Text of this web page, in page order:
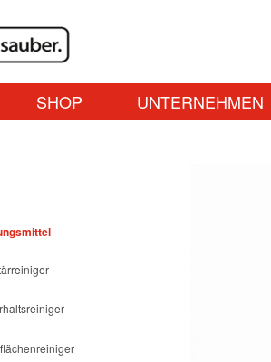
SHOP UNTERNEHMEN